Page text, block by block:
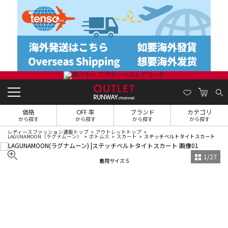
価格
から探す
OFF 率
から探す
ブランド
から探す
カテゴリ
から探す
レディースファッション通販トップ アウトレットトップ
LAGUNAMOON（ラグナムーン） ボトムス スカート ステッチベルトタイトスカート
着用サイズ S 1 /27